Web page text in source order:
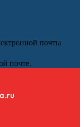
почты
почте.